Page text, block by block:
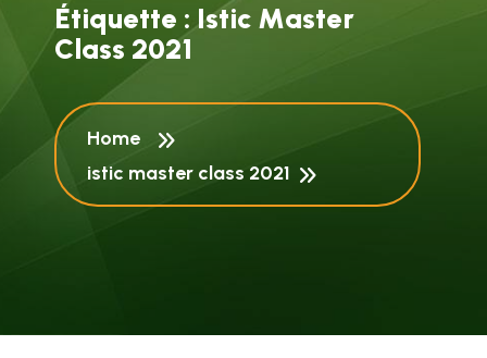
Étiquette : Istic Master
Class 2021
Home
istic master class 2021